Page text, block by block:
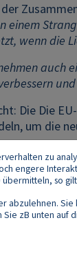
wenn die
auch
Die Die
um die
zu
engere
so
abzulehnen.
zB unten